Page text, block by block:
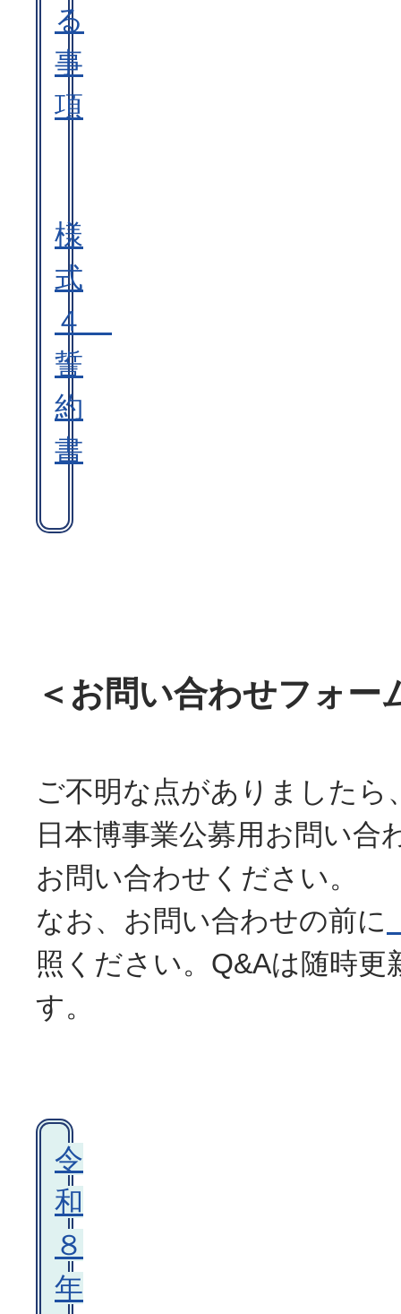
る
事
項
様
式
４
誓
約
書
＜お問い合わせフォー
ご不明な点がありましたら
日本博事業公募用お問い合
お問い合わせください。
なお、お問い合わせの前に
照ください。Q&Aは随時更
す。
令
和
８
年